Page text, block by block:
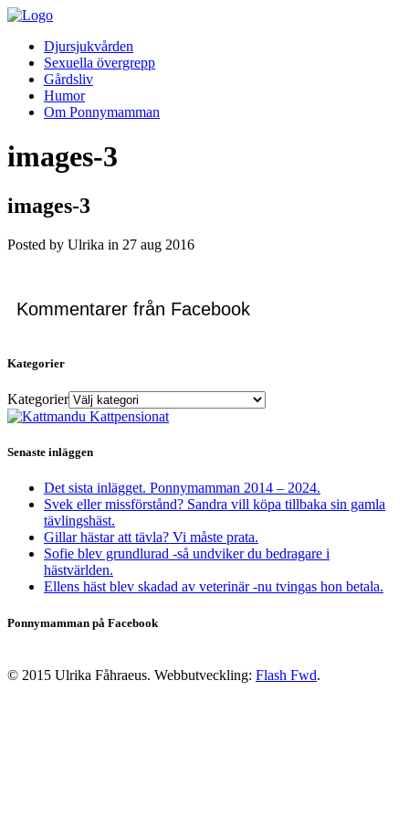
Djursjukvården
Sexuella övergrepp
Gårdsliv
Humor
Om Ponnymamman
images-3
images-3
Posted by Ulrika in 27 aug 2016
Kommentarer från Facebook
Kategorier
Kategorier
Senaste inläggen
Det sista inlägget. Ponnymamman 2014 – 2024.
Svek eller missförstånd? Sandra vill köpa tillbaka sin gamla
tävlingshäst.
Gillar hästar att tävla? Vi måste prata.
Sofie blev grundlurad -så undviker du bedragare i
hästvärlden.
Ellens häst blev skadad av veterinär -nu tvingas hon betala.
Ponnymamman på Facebook
© 2015 Ulrika Fåhraeus. Webbutveckling: Flash Fwd.